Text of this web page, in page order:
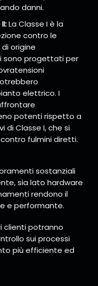
danni.
La Classe I è la
contro le
origine
sono progettati per
elettrico. I
potenti rispetto a
di Classe I, che si
fulmini diretti.
sostanziali
sia lato hardware
rendono il
e performante.
clienti potranno
sui processi
più efficiente ed